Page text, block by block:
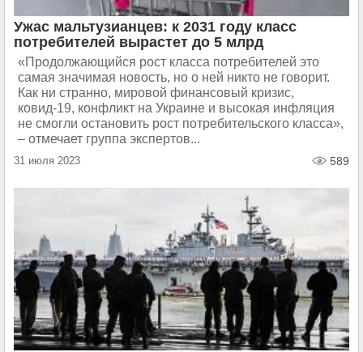
Ужас мальтузианцев: к 2031 году класс
потребителей вырастет до 5 млрд
«Продолжающийся рост класса потребителей это
самая значимая новость, но о ней никто не говорит.
Как ни странно, мировой финансовый кризис,
ковид-19, конфликт на Украине и высокая инфляция
не смогли остановить рост потребительского класса»,
– отмечает группа экспертов...
31 июля 2023 589